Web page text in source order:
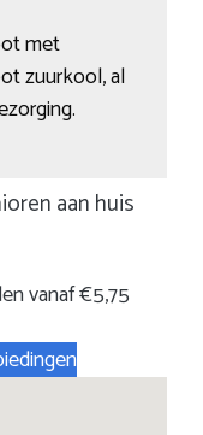
met
zuurkool, al
aan huis
vanaf €5,75